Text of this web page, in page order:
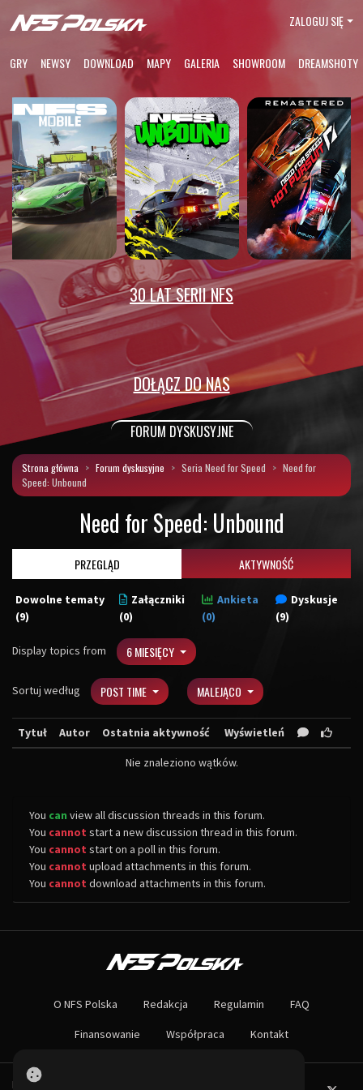
GRY NEWSY DOWNLOAD MAPY GALERIA SHOWROOM DREAMSHOTY
ZALOGUJ SIĘ
30 LAT SERII NFS
DOŁĄCZ DO NAS
FORUM DYSKUSYJNE
Strona główna Forum dyskusyjne Seria Need for Speed
Need for
Speed: Unbound
Need for Speed: Unbound
PRZEGLĄD AKTYWNOŚĆ
Dowolne tematy
(9)
Załączniki
(0)
Ankieta
(0)
Dyskusje
(9)
Display topics from 6 MIESIĘCY
Sortuj według POST TIME MALEJĄCO
Tytuł Autor Ostatnia aktywność Wyświetleń
Nie znaleziono wątków.
You can view all discussion threads in this forum.
You cannot start a new discussion thread in this forum.
You cannot start on a poll in this forum.
You cannot upload attachments in this forum.
You cannot download attachments in this forum.
Największa społeczność Need for Speed w Polsce! Znajdziesz u nas
Nie czekaj dłużej - wstąp do naszej społeczności! Czekamy na ciebie!
O NFS Polska Redakcja Regulamin FAQ
Finansowanie Współpraca Kontakt
Powered by PHP-Fusion.